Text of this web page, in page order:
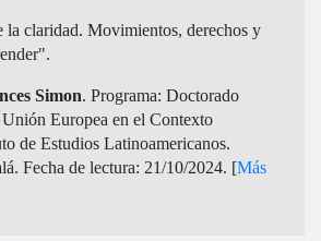
claridad. Movimientos, derechos y
Simon. Programa: Doctorado
Europea en el Contexto
de Estudios Latinoamericanos.
Fecha de lectura: 21/10/2024. [Más